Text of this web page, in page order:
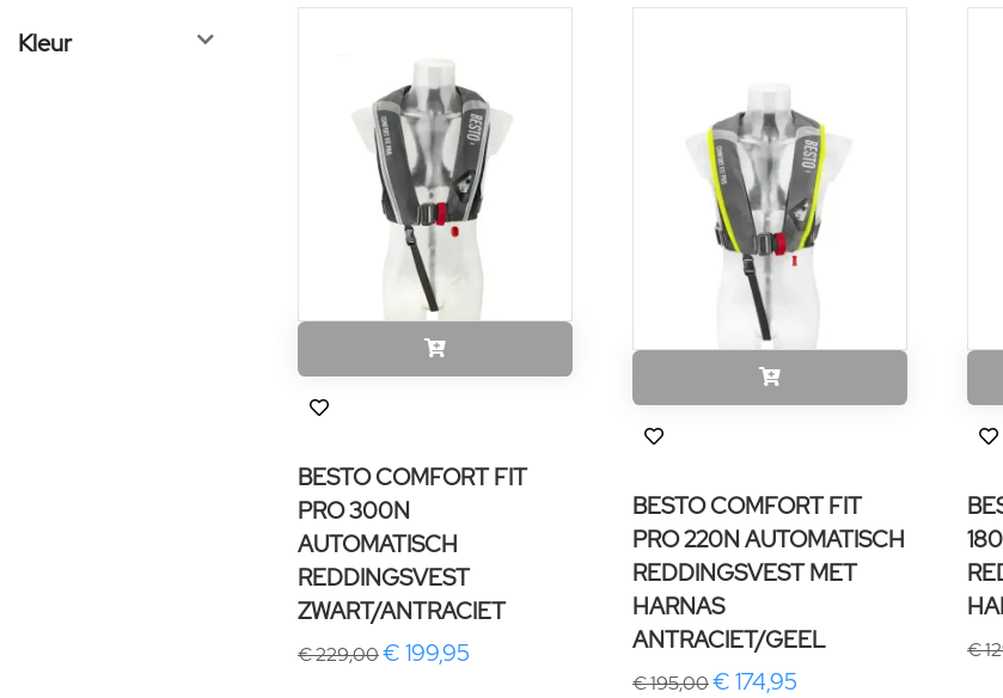
Kleur
BESTO COMFORT FIT
PRO 300N
AUTOMATISCH
REDDINGSVEST
ZWART/ANTRACIET
€ 229,00€ 199,95
BESTO COMFORT FIT
PRO 220N AUTOMATISCH
REDDINGSVEST MET
HARNAS
ANTRACIET/GEEL
€ 195,00€ 174,95
€